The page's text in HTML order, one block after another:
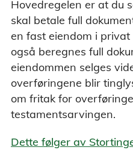
Hovedregelen er at du
skal betale full
en fast eiendom i
også beregnes full
eiendommen selges
overføringene blir
om fritak for
testamentsarvingen.
Dette følger av